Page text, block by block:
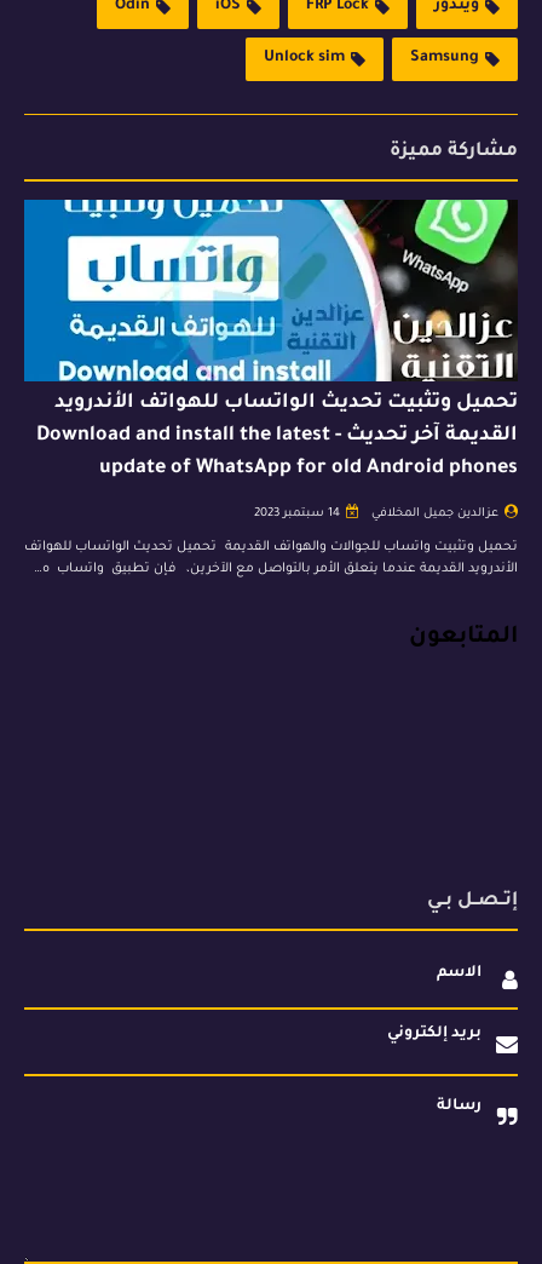
ويندوز FRP Lock
iOS
Odin
Samsung
Unlock sim
مشاركة مميزة
تحميل وتثبيت تحديث الواتساب للهواتف الأندرويد
القديمة آخر تحديث - Download and install the latest
update of WhatsApp for old Android phones
عزالدين جميل المخلافي 14 سبتمبر 2023
تحميل وتثبيت واتساب للجوالات والهواتف القديمة تحميل تحديث الواتساب للهواتف
الأندرويد القديمة عندما يتعلق الأمر بالتواصل مع الآخرين، فإن تطبيق واتساب ه…
المتابعون
إتــصــل بــي
الاسم
بريد إلكتروني
رسالة